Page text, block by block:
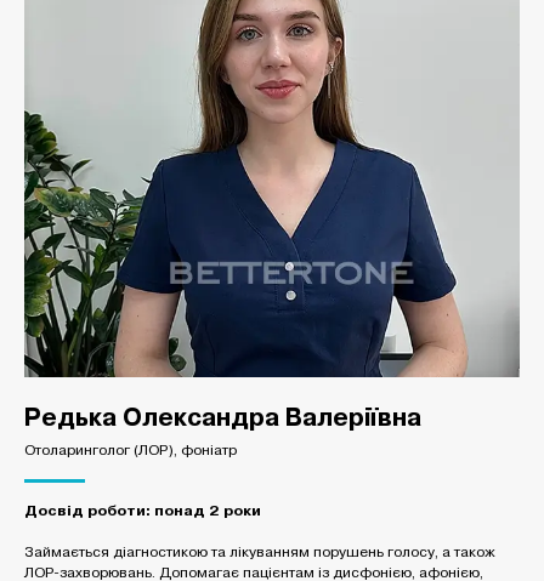
Редька Олександра Валеріївна
Отоларинголог (ЛОР), фоніатр
Досвід роботи: понад 2 роки
Займається діагностикою та лікуванням порушень голосу, а також
ЛОР-захворювань. Допомагає пацієнтам із дисфонією, афонією,